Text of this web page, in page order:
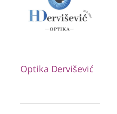
Optika Dervišević